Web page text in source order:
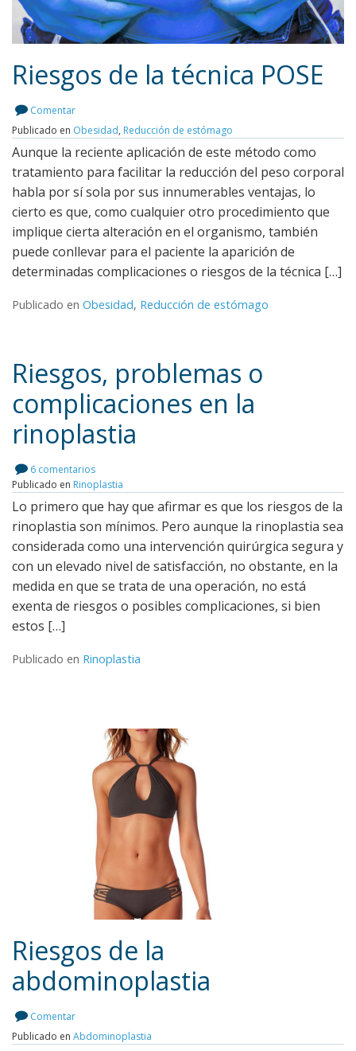
Leer más
Riesgos de la técnica POSE
Comentar
Publicado en Obesidad, Reducción de estómago
Aunque la reciente aplicación de este método como
tratamiento para facilitar la reducción del peso corporal
habla por sí sola por sus innumerables ventajas, lo
cierto es que, como cualquier otro procedimiento que
implique cierta alteración en el organismo, también
puede conllevar para el paciente la aparición de
determinadas complicaciones o riesgos de la técnica […]
Publicado en Obesidad, Reducción de estómago
Riesgos, problemas o
complicaciones en la
rinoplastia
6 comentarios
Publicado en Rinoplastia
Lo primero que hay que afirmar es que los riesgos de la
rinoplastia son mínimos. Pero aunque la rinoplastia sea
considerada como una intervención quirúrgica segura y
con un elevado nivel de satisfacción, no obstante, en la
medida en que se trata de una operación, no está
exenta de riesgos o posibles complicaciones, si bien
estos […]
Publicado en Rinoplastia
Riesgos de la
abdominoplastia
Comentar
Publicado en Abdominoplastia